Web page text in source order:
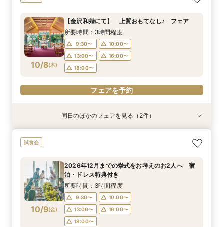
10/5(月)
13:00〜
16:00〜
18:00〜
フェアを予約
10/5(月)
16:00〜
18:00〜
フェアを予約
10/8(木)
【金沢和婚にて】 上質おもてなし♪ フェア
所要時間：3時間程度
9:30〜
10:00〜
13:00〜
16:00〜
18:00〜
フェアを予約
10/8(木 )
2026年12月までの挙式をお考えのお2人へ 宿
9:30〜
10:00〜
13:00〜
16:00〜
18:00〜
フェアを予約
10/8(木 )
【少人数結婚式】貸切り可能なホテルウエディン
10:00〜
13:00〜
16:00〜
18:00〜
フェアを予約
同日のほかのフェアを見る（2件）
試食会
10/9(金)
2026年12月までの挙式をお考えのお2人へ 宿
泊・ドレス特典付き
所要時間：3時間程度
9:30〜
10:00〜
13:00〜
16:00〜
18:00〜